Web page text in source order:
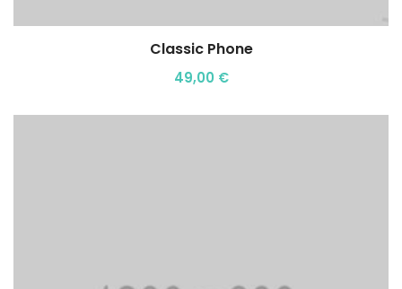
Classic Phone
49,00 €
Aggiungi al carrello